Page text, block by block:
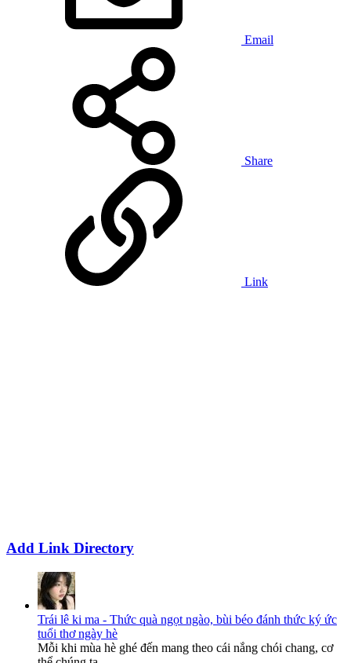
Email
Share
Link
Add Link Directory
Trái lê ki ma - Thức quà ngọt ngào, bùi béo đánh thức ký ức
tuổi thơ ngày hè
Mỗi khi mùa hè ghé đến mang theo cái nắng chói chang, cơ